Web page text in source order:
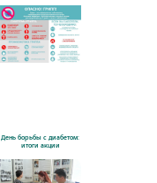
День борьбы с диабетом:
итоги акции